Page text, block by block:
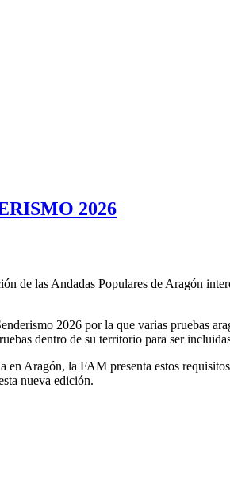
2026
de las Andadas Populares de Aragón
2026 por la que varias pruebas
dentro de su territorio para ser
en Aragón, la FAM presenta estos
nueva edición.